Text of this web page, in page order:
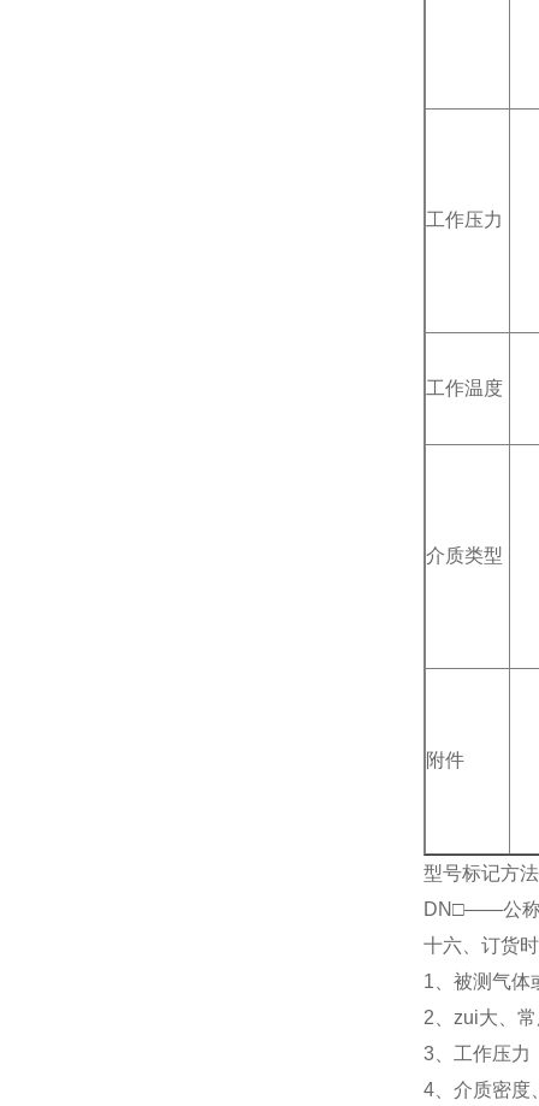
工作压力
工作温度
介质类型
附件
型号标记方
DN□——公称
十六、订货
1、被测气体
2、zui大、
3、工作压力
4、介质密度